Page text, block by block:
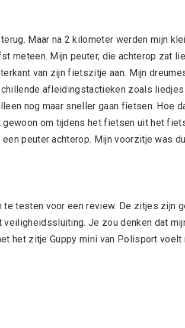
Maar na 2 kilometer werden mijn
meteen. Mijn peuter, die achterop zat
van zijn fietszitje aan. Mijn
afleidingstactieken zoals
nog maar sneller gaan fietsen. Hoe
om tijdens het fietsen uit het
peuter achterop. Mijn voorzitje was
testen voor een review. De zitjes zijn
Je zou denken dat
het zitje Guppy mini van Polisport voelt